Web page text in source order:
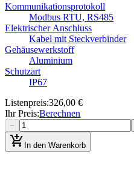
Kommunikationsprotokoll
Modbus RTU, RS485
Elektrischer Anschluss
Kabel mit Steckverbinder
Gehäusewerkstoff
Aluminium
Schutzart
IP67
Listenpreis:326,00 €
Ihr Preis:Berechnen
−
add_shopping_cart In den Warenkorb